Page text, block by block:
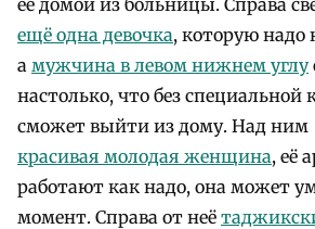
ещё одна девочка, которую надо
а мужчина в левом нижнем углу
настолько, что без специальной
сможет выйти из дому. Над ним
красивая молодая женщина, её
работают как надо, она может
момент. Справа от неё